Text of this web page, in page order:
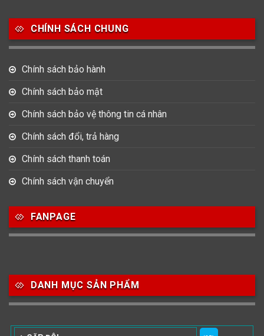
CHÍNH SÁCH CHUNG
Chính sách bảo hành
Chính sách bảo mật
Chính sách bảo vệ thông tin cá nhân
Chính sách đổi, trả hàng
Chính sách thanh toán
Chính sách vận chuyển
FANPAGE
DANH MỤC SẢN PHẨM